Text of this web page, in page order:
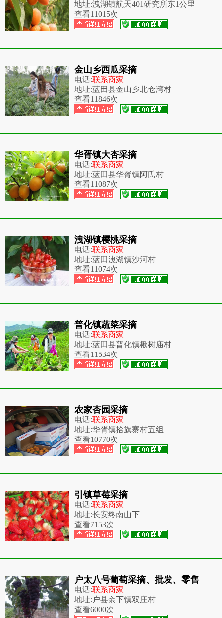
地址:洩湖镇航天401研究所东1公里
查看11015次
金山乡西瓜采摘
电话:联系商家
地址:蓝田县金山乡北仓湾村
查看11846次
华胥镇大杏采摘
电话:联系商家
地址:蓝田县华胥镇阿氏村
查看11087次
洩湖镇樱桃采摘
电话:联系商家
地址:蓝田洩湖镇沙河村
查看11074次
普化镇蔬菜采摘
电话:联系商家
地址:蓝田县普化镇楸树庙村
查看11534次
农家杏园采摘
电话:联系商家
地址:华胥镇拾旗寨村五组
查看10770次
引镇草莓采摘
电话:联系商家
地址:长安终南山下
查看7153次
户太八号葡萄采摘、批发、零售
电话:联系商家
地址: 户县余下镇双庄村
查看6000次